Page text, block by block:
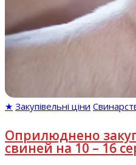
★ Закупівельні ціни
Оприлюднено
свиней на 10 – 16